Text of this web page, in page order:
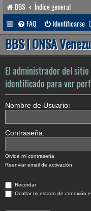
BBS
Índice general
FAQ
Identificarse
BBS | ONSA
El administrador del
identificado para ver
Nombre de Usuario:
Contraseña:
Olvidé mi contraseña
Reenviar email de activación
Recordar
Ocultar mi estado de conexión